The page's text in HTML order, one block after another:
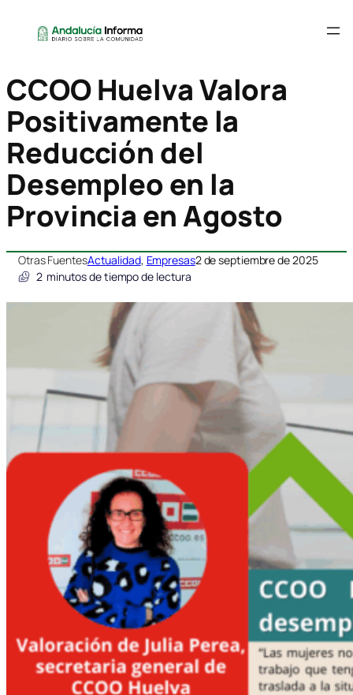
CCOO Huelva Valora
Positivamente la
Reducción del
Desempleo en la
Provincia en Agosto
Otras FuentesActualidad, Empresas2 de septiembre de 2025
2 minutos de tiempo de lectura